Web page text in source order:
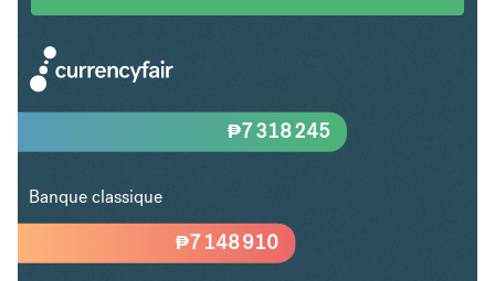
₱7 148 910
₱7 318 245
Banque classique